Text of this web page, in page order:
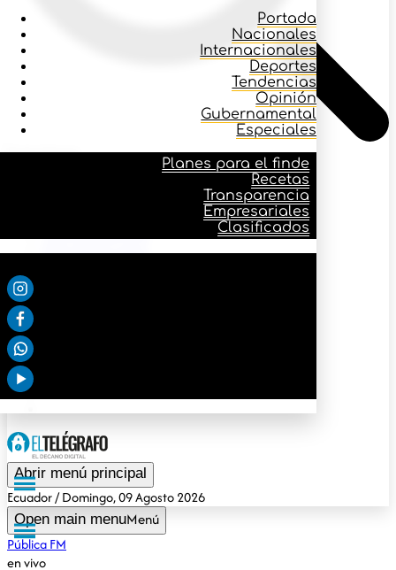
Icono buscar
Transparencia
Empresariales
Abrir menú principal
Ecuador/ Domingo, 09 Agosto 2026
Portada
Nacionales
Internacionales
Deportes
Tendencias
Opinión
Gubernamental
Especiales
Planes para el finde
Recetas
Transparencia
Empresariales
Clasificados
Open main menuMenú
Pública FM
en vivo